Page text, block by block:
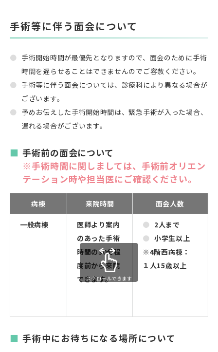
手術等に伴う面会について
手術開始時間が最優先となりますので、面会のために手術
時間を遅らせることはできませんのでご容赦ください。
手術等に伴う面会については、診療科により異なる場合が
ございます。
予めお伝えした手術開始時間は、緊急手術が入った場合、
遅れる場合がございます。
手術前の面会について
※手術時間に関しましては、手術前オリエン
テーション時や担当医にご確認ください。
病棟 来院時間 面会人数
一般病棟
医師より案内
のあった手術
時間の30分程
度前から来院
できます。
2人まで
小学生以上
※4階西病棟：
１人15歳以上
スクロールできます
手術中にお待ちになる場所について